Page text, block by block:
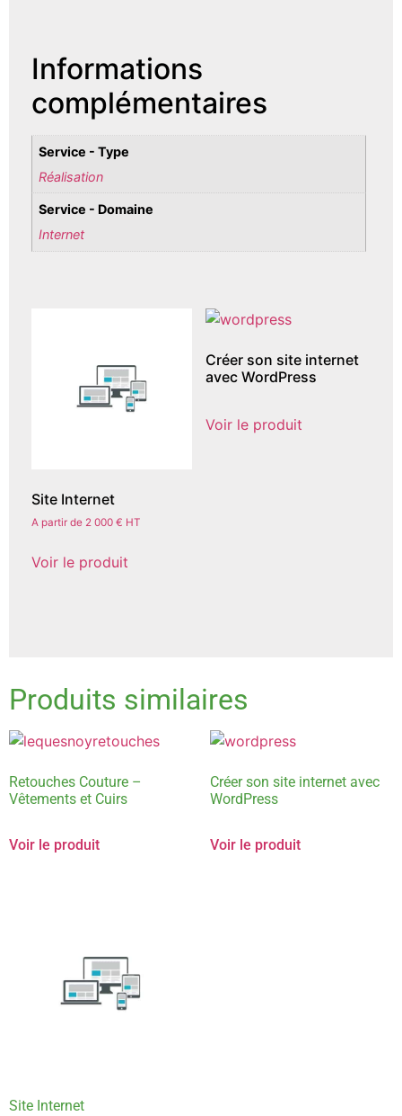
Informations
complémentaires
Service - Type
Réalisation
Service - Domaine
Internet
Site Internet
A partir de 2 000 € HT
Voir le produit
Créer son site internet
avec WordPress
Voir le produit
Produits similaires
Retouches Couture –
Vêtements et Cuirs
Voir le produit
Créer son site internet avec
WordPress
Voir le produit
Site Internet